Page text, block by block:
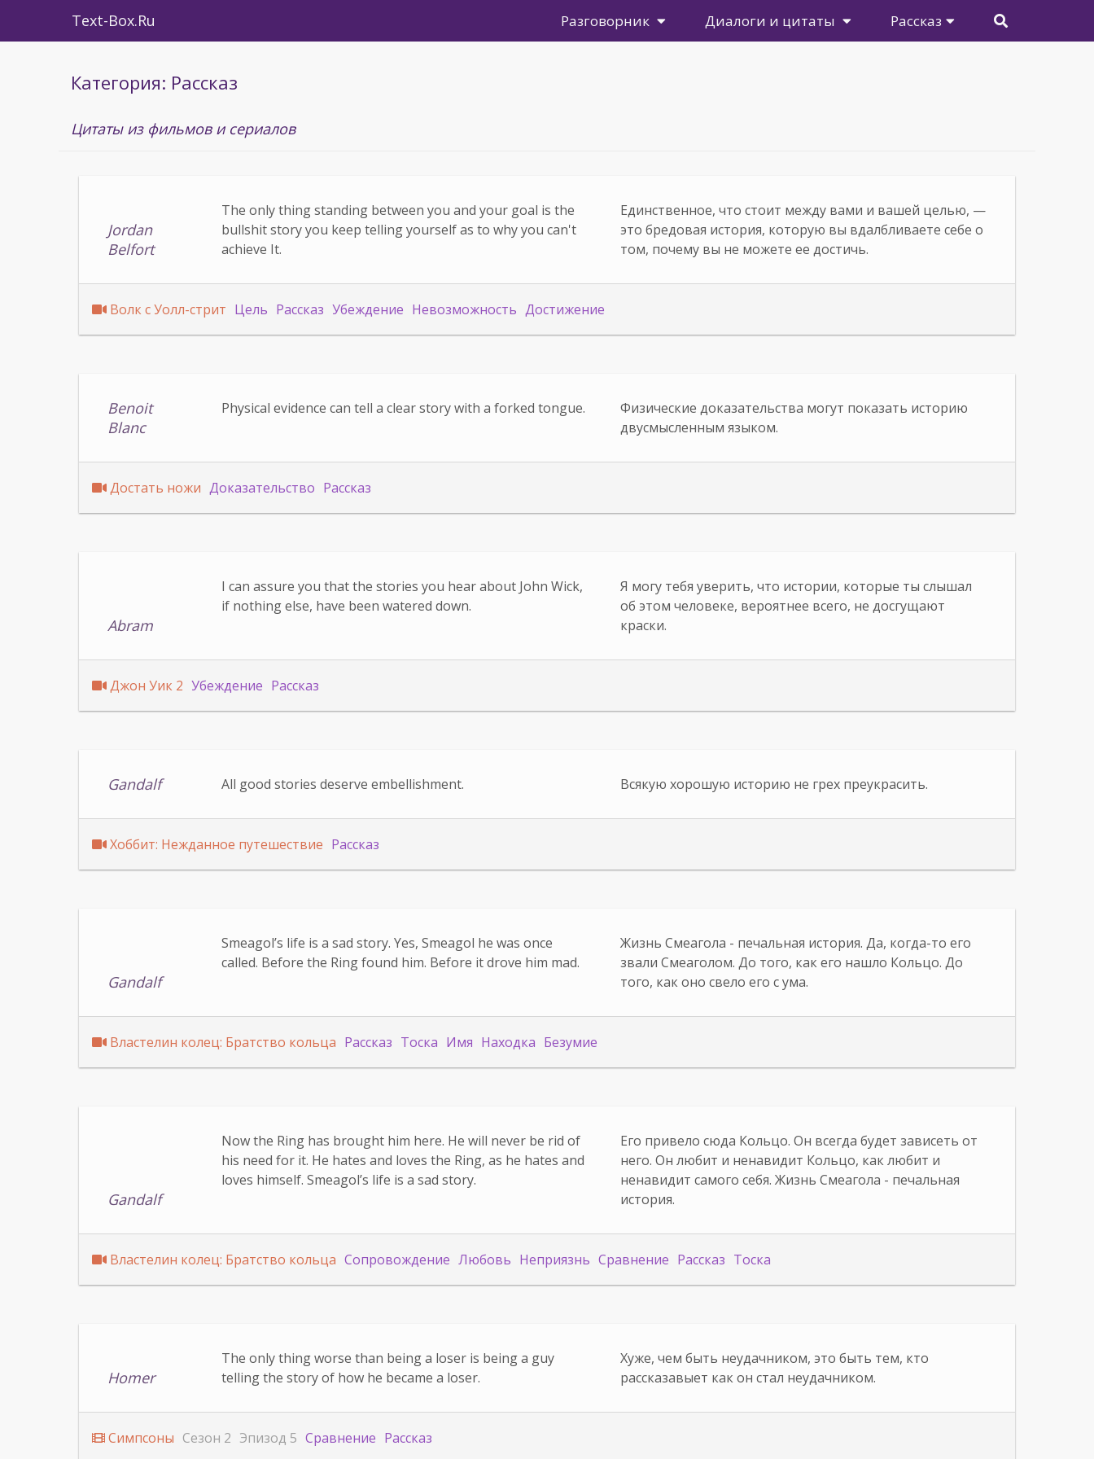
Text-Box.Ru Разговорник Диалоги и цитаты Рассказ
Категория: Рассказ
Цитаты из фильмов и сериалов
Jordan
Belfort
The only thing standing between you and your goal is the
bullshit story you keep telling yourself as to why you can't
achieve It.
Единственное, что стоит между вами и вашей целью, —
это бредовая история, которую вы вдалбливаете себе о
том, почему вы не можете ее достичь.
Волк с Уолл-стрит Цель Рассказ Убеждение Невозможность Достижение
Benoit
Blanc
Physical evidence can tell a clear story with a forked tongue.
Физические доказательства могут показать историю
двусмысленным языком.
Достать ножи Доказательство Рассказ
Abram
I can assure you that the stories you hear about John Wick,
if nothing else, have been watered down.
Я могу тебя уверить, что истории, которые ты слышал
об этом человеке, вероятнее всего, не досгущают
краски.
Джон Уик 2 Убеждение Рассказ
Gandalf All good stories deserve embellishment. Всякую хорошую историю не грех преукрасить.
Хоббит: Нежданное путешествие Рассказ
Gandalf
Smeagol’s life is a sad story. Yes, Smeagol he was once
called. Before the Ring found him. Before it drove him mad.
Жизнь Смеагола - печальная история. Да, когда-то его
звали Смеаголом. До того, как его нашло Кольцо. До
того, как оно свело его с ума.
Властелин колец: Братство кольца Рассказ Тоска Имя Находка Безумие
Gandalf
Now the Ring has brought him here. He will never be rid of
his need for it. He hates and loves the Ring, as he hates and
loves himself. Smeagol’s life is a sad story.
Его привело сюда Кольцо. Он всегда будет зависеть от
него. Он любит и ненавидит Кольцо, как любит и
ненавидит самого себя. Жизнь Смеагола - печальная
история.
Властелин колец: Братство кольца Сопровождение Любовь Неприязнь Сравнение Рассказ Тоска
Homer
The only thing worse than being a loser is being a guy
telling the story of how he became a loser.
Хуже, чем быть неудачником, это быть тем, кто
рассказавыет как он стал неудачником.
Симпсоны Сезон 2 Эпизод 5 Сравнение Рассказ